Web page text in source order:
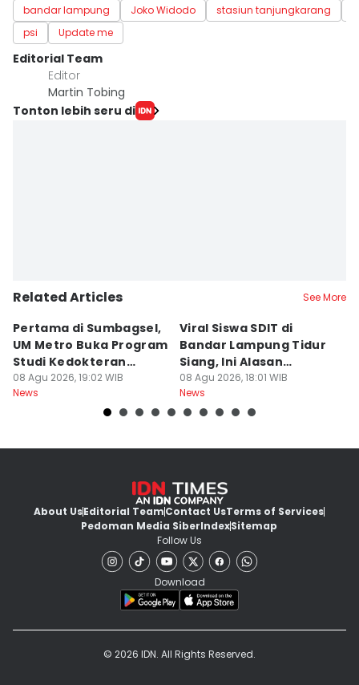
bandar lampung Joko Widodo stasiun tanjungkarang
psi
Update me
Editorial Team
Editor
Martin Tobing
Tonton lebih seru di
Related Articles See More
Pertama di Sumbagsel,
UM Metro Buka Program
Studi Kedokteran
Hewan
08 Agu 2026, 19:02 WIB
News
Viral Siswa SDIT di
Bandar Lampung Tidur
Siang, Ini Alasan
Sekolah
08 Agu 2026, 18:01 WIB
News
About UsEditorial TeamContact UsTerms of Services
Pedoman Media SiberIndexSitemap
Follow Us
Download
© 2026 IDN. All Rights Reserved.